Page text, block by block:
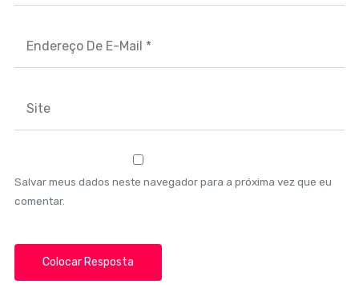
Salvar meus dados neste navegador para a próxima vez que eu
comentar.